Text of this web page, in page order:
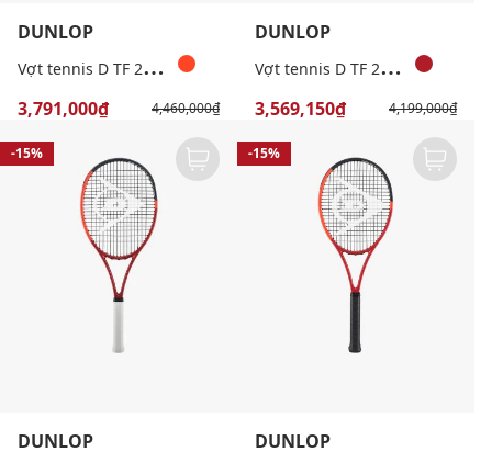
DUNLOP
V
ợt tennis D TF 24 CX200 G2 NH
3,791,000₫ 4,460,000₫
DUNLOP
V
ợt tennis D TF 24 CX200 LS G2 NH
3,569,150₫ 4,199,000₫
-15%
DUNLOP
-15%
DUNLOP